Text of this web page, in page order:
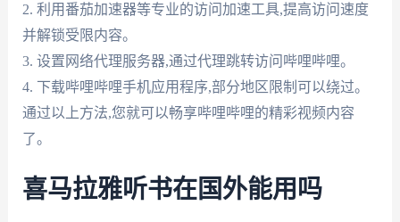
2. 利用番茄加速器等专业的访问加速工具,提高访问速度
并解锁受限内容。
3. 设置网络代理服务器,通过代理跳转访问哔哩哔哩。
4. 下载哔哩哔哩手机应用程序,部分地区限制可以绕过。
通过以上方法,您就可以畅享哔哩哔哩的精彩视频内容
了。
喜马拉雅听书在国外能用吗